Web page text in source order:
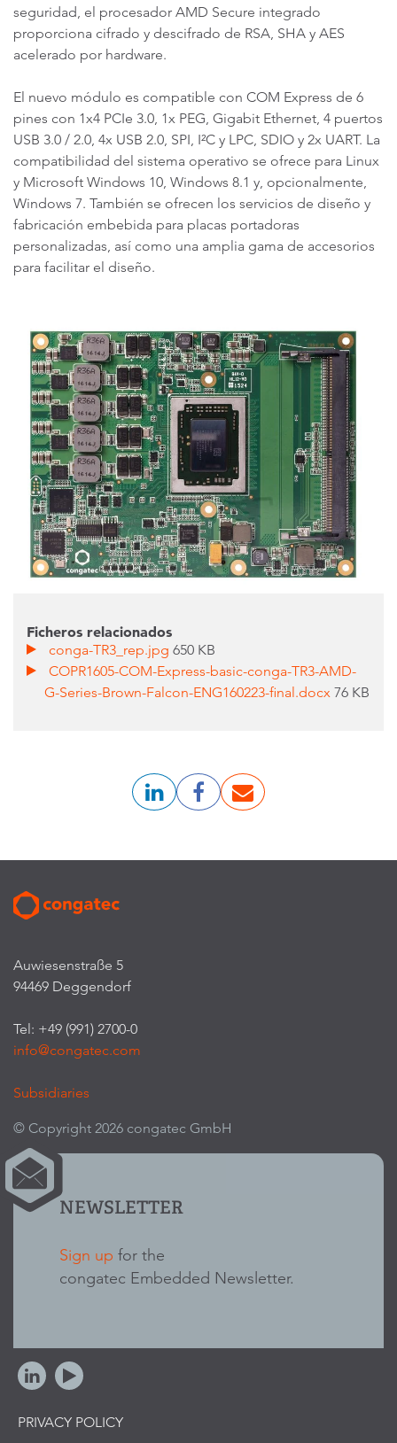
seguridad, el procesador AMD Secure integrado
proporciona cifrado y descifrado de RSA, SHA y AES
acelerado por hardware.
El nuevo módulo es compatible con COM Express de 6
pines con 1x4 PCIe 3.0, 1x PEG, Gigabit Ethernet, 4 puertos
USB 3.0 / 2.0, 4x USB 2.0, SPI, I²C y LPC, SDIO y 2x UART. La
compatibilidad del sistema operativo se ofrece para Linux
y Microsoft Windows 10, Windows 8.1 y, opcionalmente,
Windows 7. También se ofrecen los servicios de diseño y
fabricación embebida para placas portadoras
personalizadas, así como una amplia gama de accesorios
para facilitar el diseño.
Ficheros relacionados
conga-TR3_rep.jpg650 KB
COPR1605-COM-Express-basic-conga-TR3-AMD-
G-Series-Brown-Falcon-ENG160223-final.docx 76 KB
Auwiesenstraße 5
94469 Deggendorf
Tel: +49 (991) 2700-0
info@congatec.com
Subsidiaries
© Copyright 2026 congatec GmbH
NEWSLETTER
Sign up for the
congatec Embedded Newsletter.
PRIVACY POLICY